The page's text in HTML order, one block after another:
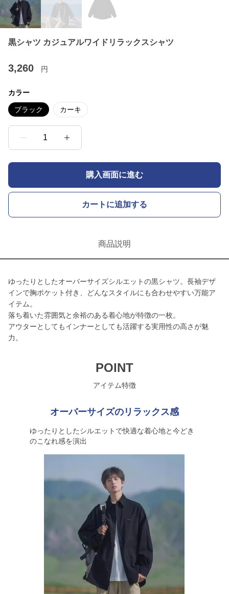
黒シャツ カジュアルワイドリラックスシャツ
3,260 円
カラー
ブラック カーキ
1
購入画面に進む
カートに追加する
商品説明
ゆったりとしたオーバーサイズシルエットの黒シャツ。長袖デザ
インで胸ポケット付き、どんなスタイルにも合わせやすい万能ア
イテム。
落ち着いた雰囲気と余裕のある着心地が特徴の一枚。
アウターとしてもインナーとしても活躍する実用性の高さが魅
力。
POINT
アイテム特徴
オーバーサイズのリラックス感
ゆったりとしたシルエットで快適な着心地と今どき
のこなれ感を演出